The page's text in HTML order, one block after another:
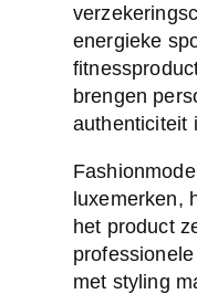
energieke
brengen
authenticiteit
luxemerken,
het product
met styling